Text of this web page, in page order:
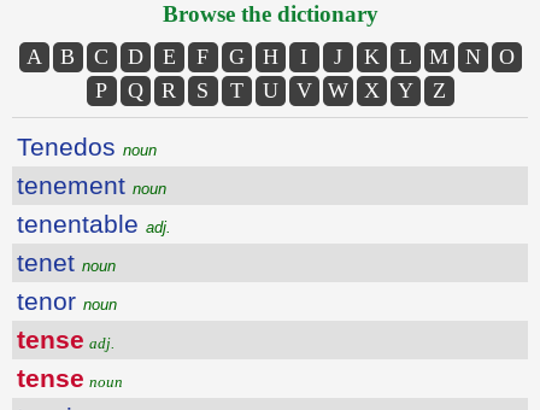
Browse the dictionary
A B C D E F G H I J K L M N
O
P
Q R S T U V W X Y Z
Tenedos noun
tenement noun
tenentable adj.
tenet noun
tenor noun
tense adj.
tense noun